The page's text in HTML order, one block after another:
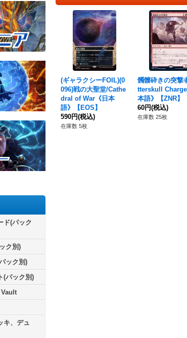
ド(パック
ク別)
ック別)
(パック別)
キ、デュ
(ギャラクシーFOIL)(0
096)戦の大聖堂/Cathe
dral of War《日本
語》【EOS】
590円(税込)
在庫数 5枚
髑髏砕きの突撃
tterskull
本語》【ZNR】
60円(税込)
在庫数 25枚